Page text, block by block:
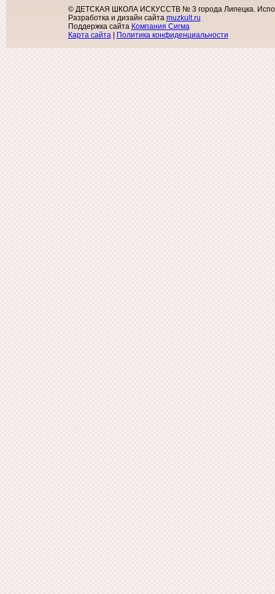
© ДЕТСКАЯ ШКОЛА ИСКУССТВ № 3 города Липецка.
Разработка и дизайн сайта muzkult.ru
Поддержка сайта Компания Сигма
Карта сайта | Политика конфиденциальности